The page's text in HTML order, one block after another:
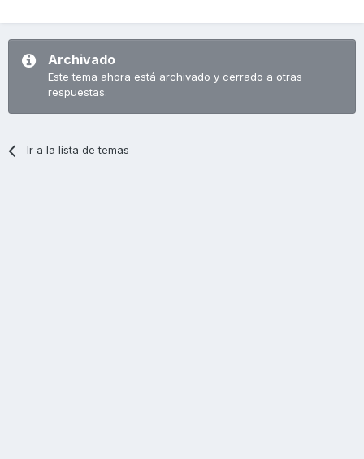
Archivado
Este tema ahora está archivado y cerrado a otras
respuestas.
Ir a la lista de temas